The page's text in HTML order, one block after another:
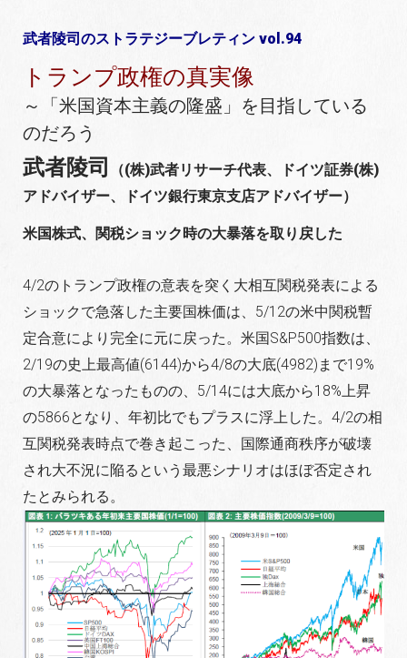
武者陵司のストラテジーブレティン vol.94
トランプ政権の真実像
～「米国資本主義の隆盛」を目指している
のだろう
武者陵司
（(株)武者リサーチ代表、ドイツ証券(株)
アドバイザー、ドイツ銀行東京支店アドバイザー）
米国株式、関税ショック時の大暴落を取り戻した
4/2のトランプ政権の意表を突く大相互関税発表による
ショックで急落した主要国株価は、5/12の米中関税暫
定合意により完全に元に戻った。米国S&P500指数は、
2/19の史上最高値(6144)から4/8の大底(4982)まで19%
の大暴落となったものの、5/14には大底から18%上昇
の5866となり、年初比でもプラスに浮上した。4/2の相
互関税発表時点で巻き起こった、国際通商秩序が破壊
され大不況に陥るという最悪シナリオはほぼ否定され
たとみられる。